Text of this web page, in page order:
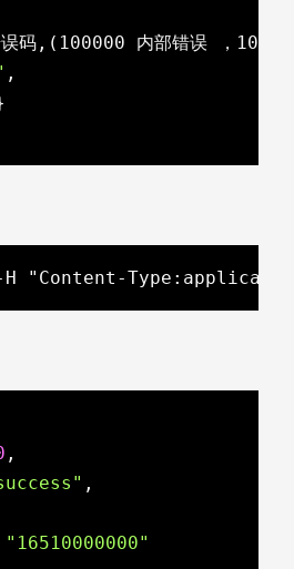
码,(100000 内部错误 ，100004
,
-H "Content-
,
,
"16510000000"